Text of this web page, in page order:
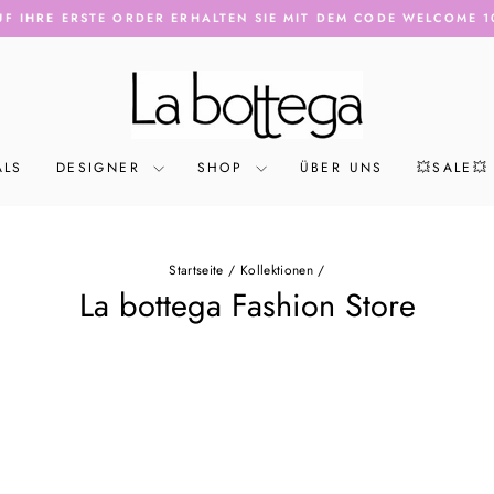
Pause
IHRE ERSTE ORDER ERHALTEN SIE MIT DEM CODE WELCOME
DESIGNER SHOP ÜBER UNS 💥SALE💥
Startseite / Kollektionen /
La bottega Fashion Store